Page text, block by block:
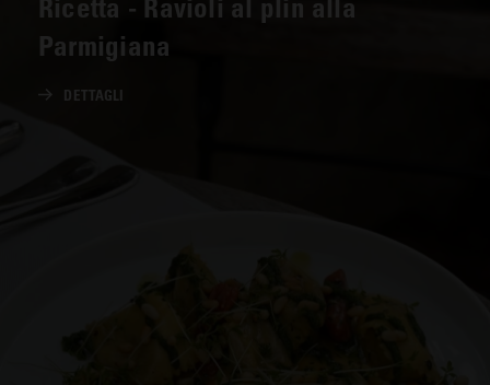
Parmigiana
DETTAGLI